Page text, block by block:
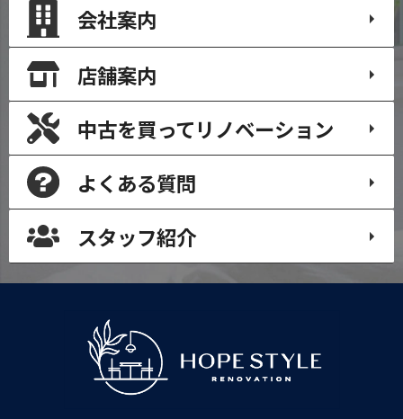
会社案内
店舗案内
中古を買ってリノベーション
よくある質問
スタッフ紹介